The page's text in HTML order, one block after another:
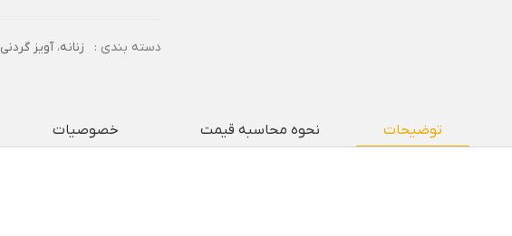
دسته بندی : زنانه،آویز گردنی
توضیحات نحوه محاسبه قیمت خصوصیات